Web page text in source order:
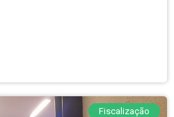
Fiscalização